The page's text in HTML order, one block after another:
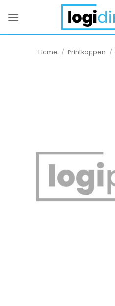
naar
Home / Printkoppen /